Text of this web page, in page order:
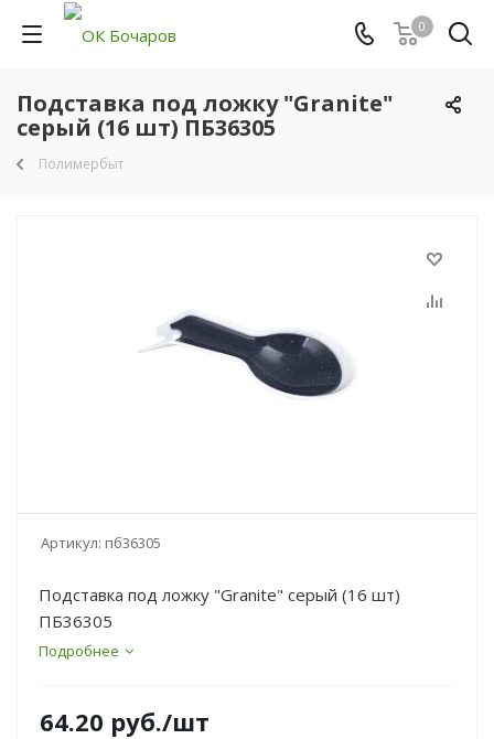
0
Подставка под ложку "Granite"
серый (16 шт) ПБ36305
Полимербыт
Артикул: пб36305
Подставка под ложку "Granite" серый (16 шт)
ПБ36305
Подробнее
64.20 руб./шт